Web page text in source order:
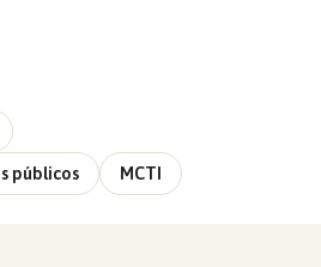
públicos MCTI